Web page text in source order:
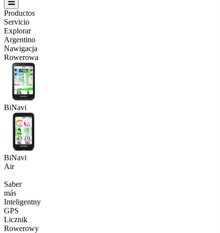
Productos
Servicio
Explorar
Argentino
Nawigacja
Rowerowa
BiNavi
BiNavi
Air
Saber
más
Inteligentny
GPS
Licznik
Rowerowy